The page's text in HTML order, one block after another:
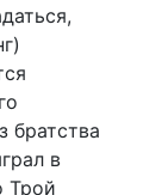
братства
в
Трой